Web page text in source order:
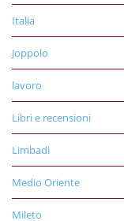
Italia
Joppolo
lavoro
Libri e recensioni
Limbadi
Medio Oriente
Mileto